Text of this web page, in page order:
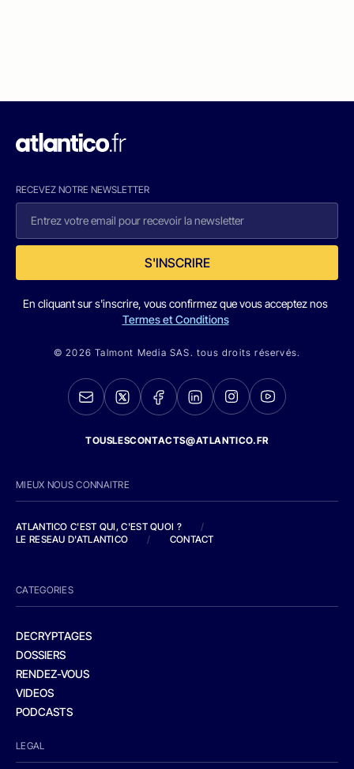
RECEVEZ NOTRE NEWSLETTER
S'INSCRIRE
En cliquant sur s'inscrire, vous confirmez que vous acceptez nos
Termes et Conditions
© 2026 Talmont Media SAS. tous droits réservés.
TOUSLESCONTACTS@ATLANTICO.FR
MIEUX NOUS CONNAITRE
ATLANTICO C'EST QUI, C'EST QUOI ?
/
LE RESEAU D'ATLANTICO
/ CONTACT
CATEGORIES
DECRYPTAGES
DOSSIERS
RENDEZ-VOUS
VIDEOS
PODCASTS
LEGAL